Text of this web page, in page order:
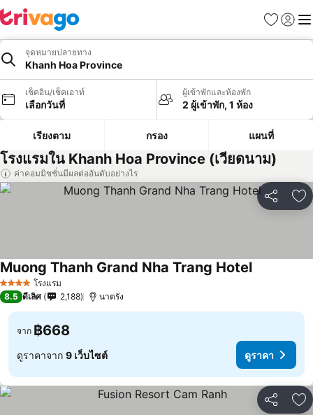
รายการโป
เข้าสู่ร
เมนู
จุดหมายปลายทาง
Khanh Hoa Province
เช็คอิน/เช็คเอาท์
เลือกวันที่
ผู้เข้าพักและห้องพัก
2 ผู้เข้าพัก, 1 ห้อง
เรียงตาม กรอง แผนที่
โรงแรมใน Khanh Hoa Province (เวียดนาม)
ค่าคอมมิชชั่นมีผลต่ออันดับอย่างไร
แชร์ เ
4 ดาว โรงแรม
Muong Thanh Grand Nha Trang Hotel
8.5 ดีเลิศ 2,188 นาตรัง
จาก ฿668
ดูราคาจาก 9 เว็บไซต์ ดูราคา
แชร์ เ